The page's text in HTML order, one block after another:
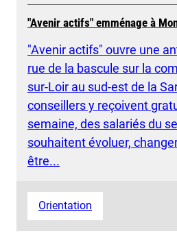
"Avenir actifs" emménage à
"Avenir actifs" ouvre une
rue de la bascule sur la
sur-Loir au sud-est de la
conseillers y reçoivent
semaine, des salariés du
souhaitent évoluer,
être...
Orientation